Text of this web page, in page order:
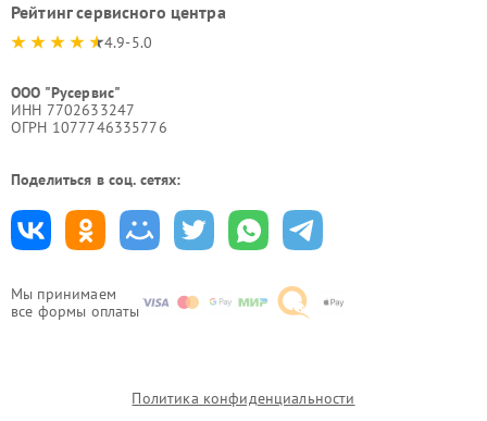
Мы принимаем
все формы оплаты
Рейтинг сервисного центра
4.9-5.0
ООО "Русервис"
ИНН 7702633247
ОГРН 1077746335776
Поделиться в соц. сетях:
Политика конфиденциальности